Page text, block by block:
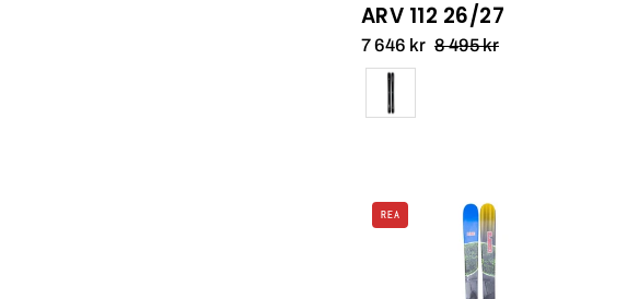
ARV 112 26/27
7 646 kr 8 495 kr
Färg
Line
BLEND
25/26_1
REA